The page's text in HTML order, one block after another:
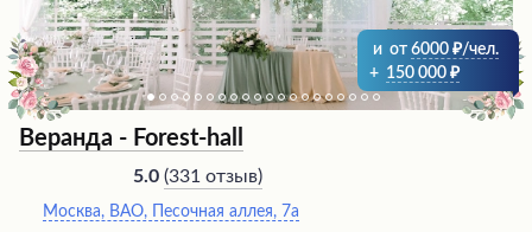
атмосфере неповторимого шарма.
и от 6000
/чел.
+ 150 000
Веранда - Forest-hall
5.0 (331 отзыв)
Москва, ВАО, Песочная аллея, 7а